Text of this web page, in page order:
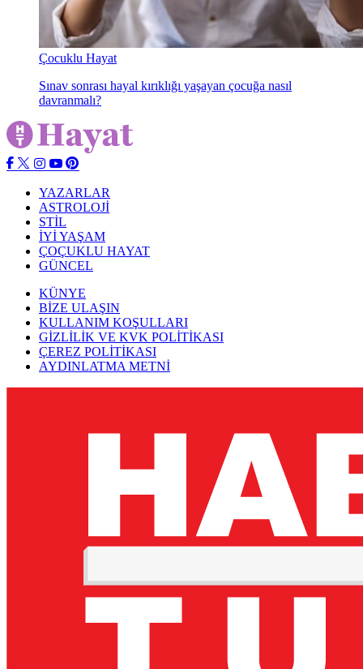
Çocuklu Hayat
Sınav sonrası hayal kırıklığı yaşayan çocuğa nasıl
davranmalı?
YAZARLAR
ASTROLOJİ
STİL
İYİ YAŞAM
ÇOÇUKLU HAYAT
GÜNCEL
KÜNYE
BİZE ULAŞIN
KULLANIM KOŞULLARI
GİZLİLİK VE KVK POLİTİKASI
ÇEREZ POLİTİKASI
AYDINLATMA METNİ